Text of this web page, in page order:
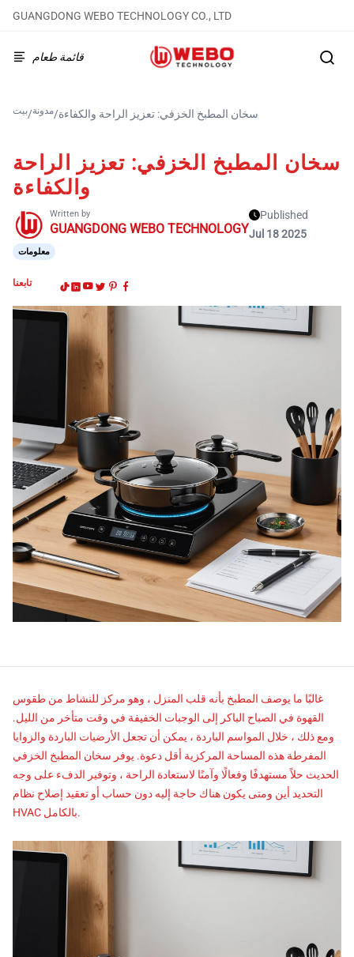
GUANGDONG WEBO TECHNOLOGY CO., LTD
قائمة طعام
بيت/مدونة/سخان المطبخ الخزفي: تعزيز الراحة والكفاءة
سخان المطبخ الخزفي: تعزيز الراحة
والكفاءة
Written by
GUANGDONG WEBO TECHNOLOGY
Published
Jul 18 2025
معلومات
تابعنا
غالبًا ما يوصف المطبخ بأنه قلب المنزل ، وهو مركز للنشاط من طقوس
القهوة في الصباح الباكر إلى الوجبات الخفيفة في وقت متأخر من الليل.
ومع ذلك ، خلال المواسم الباردة ، يمكن أن تجعل الأرضيات الباردة والزوايا
المفرطة هذه المساحة المركزية أقل دعوة. يوفر سخان المطبخ الخزفي
الحديث حلاً مستهدفًا وفعالًا وآمنًا لاستعادة الراحة ، وتوفير الدفء على وجه
التحديد أين ومتى يكون هناك حاجة إليه دون حساب أو تعقيد إصلاح نظام
HVAC بالكامل.